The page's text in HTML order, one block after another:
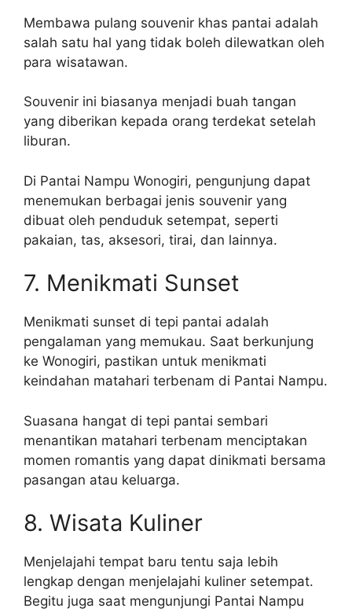
Membawa pulang souvenir khas pantai adalah
salah satu hal yang tidak boleh dilewatkan oleh
para wisatawan.
Souvenir ini biasanya menjadi buah tangan
yang diberikan kepada orang terdekat setelah
liburan.
Di Pantai Nampu Wonogiri, pengunjung dapat
menemukan berbagai jenis souvenir yang
dibuat oleh penduduk setempat, seperti
pakaian, tas, aksesori, tirai, dan lainnya.
7. Menikmati Sunset
Menikmati sunset di tepi pantai adalah
pengalaman yang memukau. Saat berkunjung
ke Wonogiri, pastikan untuk menikmati
keindahan matahari terbenam di Pantai Nampu.
Suasana hangat di tepi pantai sembari
menantikan matahari terbenam menciptakan
momen romantis yang dapat dinikmati bersama
pasangan atau keluarga.
8. Wisata Kuliner
Menjelajahi tempat baru tentu saja lebih
lengkap dengan menjelajahi kuliner setempat.
Begitu juga saat mengunjungi Pantai Nampu